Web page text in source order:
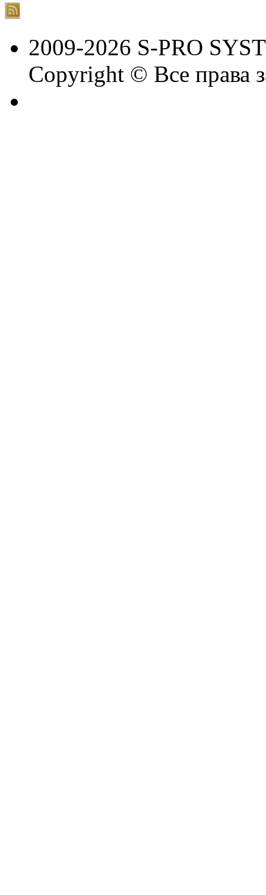
2009-2026 S-PRO
Copyright © Все права